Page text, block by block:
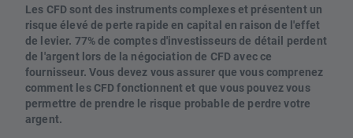
Les CFD sont des instruments complexes et présentent un
risque élevé de perte rapide en capital en raison de l'effet
de levier. 77% de comptes d'investisseurs de détail perdent
de l'argent lors de la négociation de CFD avec ce
fournisseur. Vous devez vous assurer que vous comprenez
comment les CFD fonctionnent et que vous pouvez vous
permettre de prendre le risque probable de perdre votre
argent.